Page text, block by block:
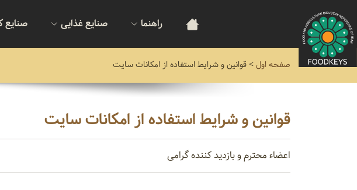
راهنما صنایع غذایی صنایع
صفحه اول>قوانین و شرایط استفاده از امکانات سایت
قوانین و شرایط استفاده از امکانات سایت
اعضاء محترم و بازدید کننده گرامی